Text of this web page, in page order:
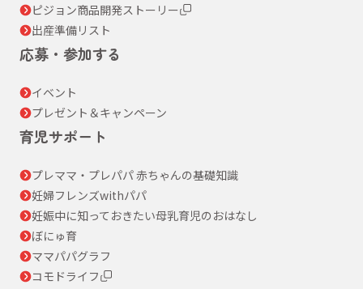
ピジョン商品開発ストーリー
出産準備リスト
応募・参加する
イベント
プレゼント＆キャンペーン
育児サポート
プレママ・プレパパ 赤ちゃんの基礎知識
妊婦フレンズwithパパ
妊娠中に知っておきたい母乳育児のおはなし
ぼにゅ育
ママパパグラフ
コモドライフ